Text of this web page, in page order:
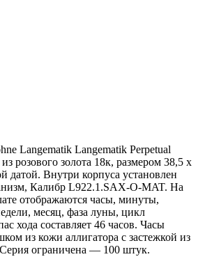
Langematik Langematik Perpetual
розового золота 18к, размером 38,5 х
датой. Внутри корпуса установлен
Калибр L922.1.SAX-O-MAT. На
отображаются часы, минуты,
месяц, фаза луны, цикл
хода составляет 46 часов. Часы
из кожи аллигатора с застежкой из
Серия ограничена — 100 штук.